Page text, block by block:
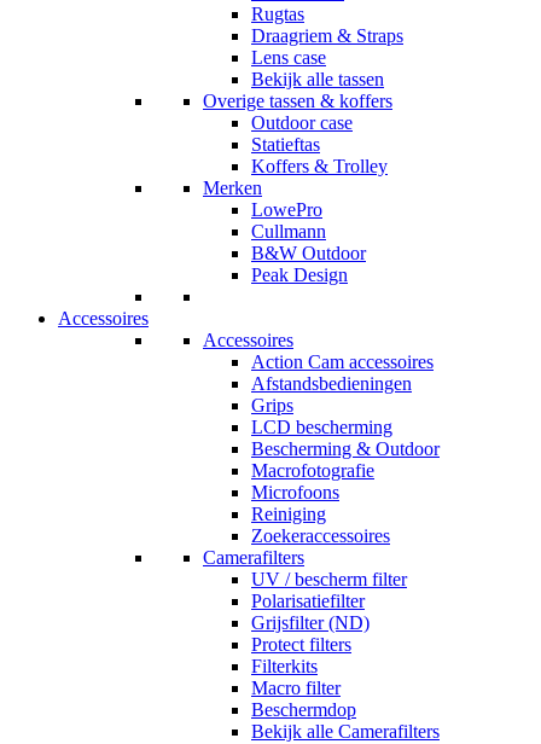
Rugtas
Draagriem & Straps
Lens case
Bekijk alle tassen
Overige tassen & koffers
Outdoor case
Statieftas
Koffers & Trolley
Merken
LowePro
Cullmann
B&W Outdoor
Peak Design
Accessoires
Accessoires
Action Cam accessoires
Afstandsbedieningen
Grips
LCD bescherming
Bescherming & Outdoor
Macrofotografie
Microfoons
Reiniging
Zoekeraccessoires
Camerafilters
UV / bescherm filter
Polarisatiefilter
Grijsfilter (ND)
Protect filters
Filterkits
Macro filter
Beschermdop
Bekijk alle Camerafilters